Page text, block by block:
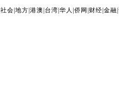
|社会 |地方 |港澳 台湾 |华人 |侨网 财经 |金融 |